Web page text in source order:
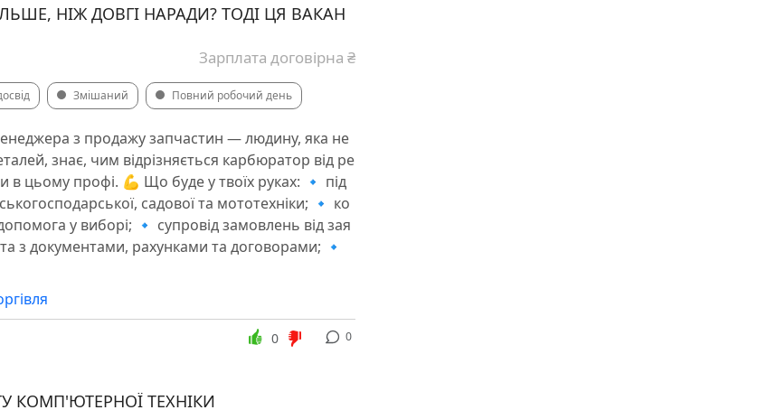
НІЖ ДОВГІ НАРАДИ? ТОДІ ЦЯ ВАКАН
Зарплата договірна ₴
Змішаний Повний робочий день
з продажу запчастин — людину, яка не
знає, чим відрізняється карбюратор від ре
в цьому профі. 💪 Що буде у твоїх руках: 🔹 під
садової та мототехніки; 🔹 ко
допомога у виборі; 🔹 супровід замовлень від зая
з документами, рахунками та договорами; 🔹
0
0
КОМП'ЮТЕРНОЇ ТЕХНІКИ